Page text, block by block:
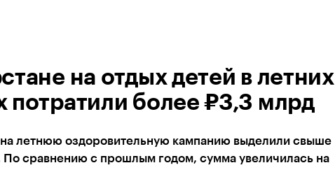
на отдых детей в летних
потратили более ₽3,3 млрд
на летнюю оздоровительную кампанию выделили свыше
сравнению с прошлым годом, сумма увеличилась на